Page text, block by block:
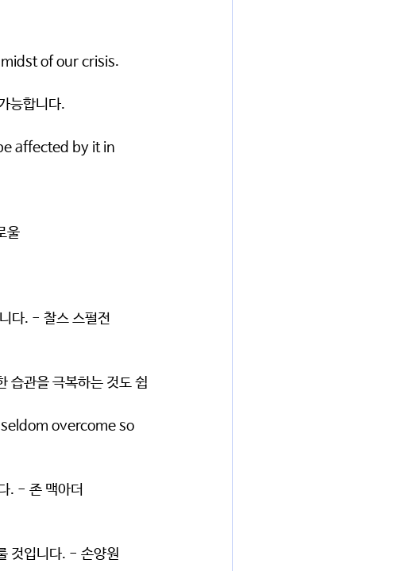
of our crisis.
능합니다.
affected by it in
울
다. - 찰스 스펄전
습관을 극복하는 것도 쉽
overcome so
. - 존 맥아더
것입니다. - 손양원